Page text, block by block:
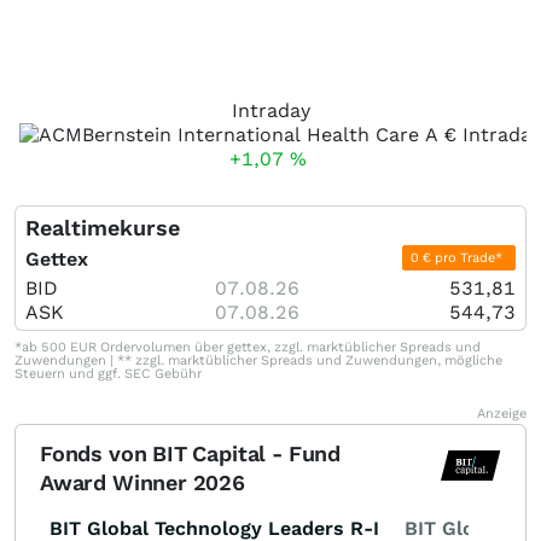
Intraday
+1,07 %
Realtimekurse
Gettex 0 € pro Trade*
BID 07.08.26
531,81
ASK
07.08.26 544,73
*ab 500 EUR Ordervolumen über gettex, zzgl. marktüblicher Spreads und
Zuwendungen | ** zzgl. marktüblicher Spreads und Zuwendungen, mögliche
Steuern und ggf. SEC Gebühr
Anzeige
Fonds von BIT Capital - Fund
Award Winner 2026
BIT Global Technology Leaders R-I BIT Global